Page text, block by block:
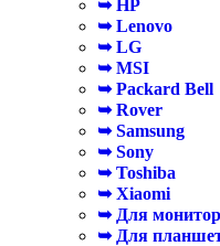
➥ HP
➥ Lenovo
➥ LG
➥ MSI
➥ Packard Bell
➥ Rover
➥ Samsung
➥ Sony
➥ Toshiba
➥ Xiaomi
➥ Для
➥ Для